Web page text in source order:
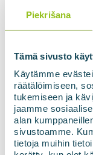
Piekrišana
Tämä sivusto
Käytämme
räätälöimiseen,
tukemiseen ja
jaamme
alan
sivustoamme.
tietoja muihin
attālināti nolasīt
sistēmu. Plūsmas
daudzumu. Ja
valsts enerģijas
šādas darbības
to pieprasa
pašus mērījumus.